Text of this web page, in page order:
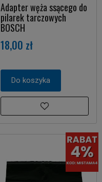
Adapter węża ssącego do
pilarek tarczowych
BOSCH
18,00 zł
Do koszyka